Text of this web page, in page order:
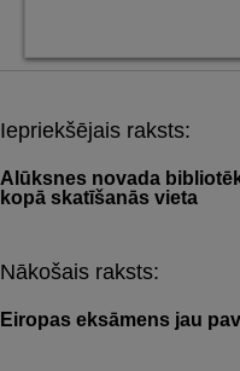
Post
navigation
Iepriekšējais raksts:
Alūksnes novada
kopā skatīšanās vieta
Nākošais raksts:
Eiropas eksāmens jau